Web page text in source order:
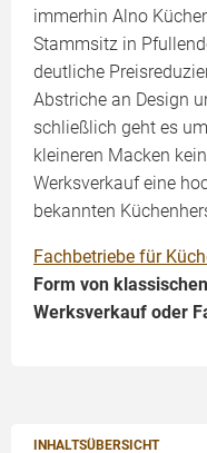
INHALTSÜBERSICHT
immerhin Alno
Stammsitz in
deutliche
Abstriche an Design
schließlich geht es
kleineren Macken
Werksverkauf eine
bekannten
Fachbetriebe für
Form von
Werksverkauf oder